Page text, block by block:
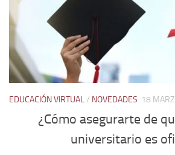
EDUCACIÓN VIRTUAL/ NOVEDADES 18
¿Cómo asegurarte de
universitario es